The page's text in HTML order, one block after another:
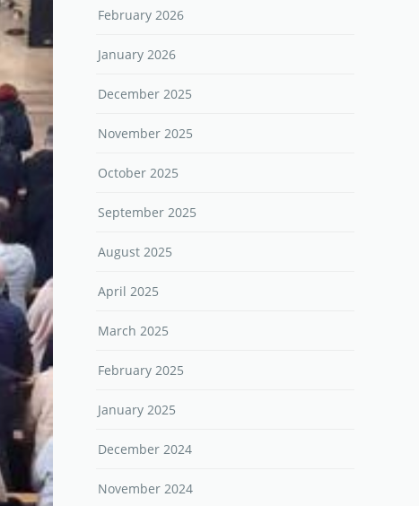
February 2026
January 2026
December 2025
November 2025
October 2025
September 2025
August 2025
April 2025
March 2025
February 2025
January 2025
December 2024
November 2024